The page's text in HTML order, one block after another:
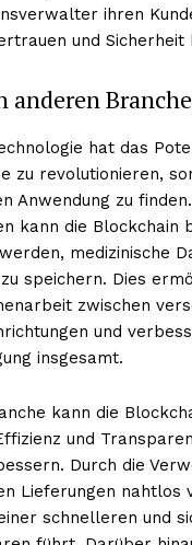
unseren
ihren
und Sicherheit
anderen
hat das
zu revolutionieren,
Anwendung zu
kann die Blockchain
medizinische
speichern. Dies
zwischen
und
insgesamt.
kann die
und
Durch die
Lieferungen nahtlos
schnelleren und